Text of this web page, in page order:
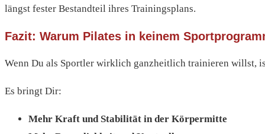
längst fester Bestandteil ihres Trainingsplans.
Fazit: Warum Pilates in keinem
Wenn Du als Sportler wirklich ganzheitlich trainieren willst,
Es bringt Dir:
Mehr Kraft und Stabilität in der Körpermitte